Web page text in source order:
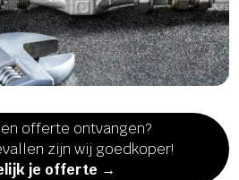
offerte ontvangen?
zijn wij goedkoper!
je offerte →